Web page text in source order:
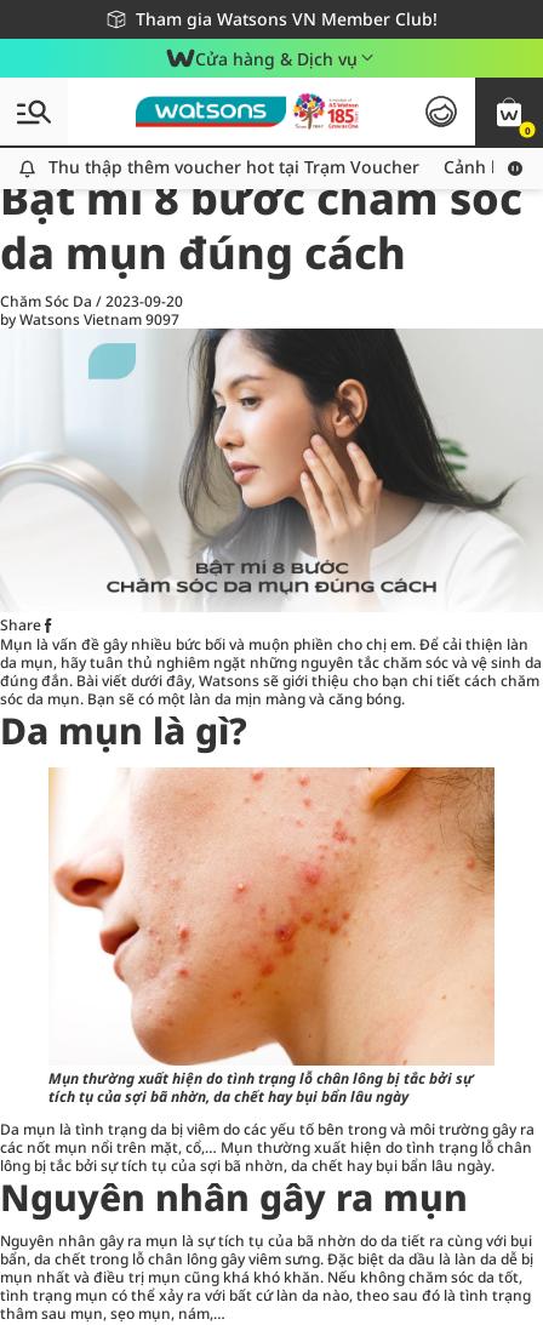
Tham gia Watsons VN Member Club!
Miễn phí giao hàng cho đơn hàng từ 249,000Đ
Giao hàng nhanh 24h - Áp dụng khu vực TP. Hồ Chí Minh
Cửa hàng & Dịch vụ
0
Thu thập thêm voucher hot tại Trạm Voucher
Thu thập thêm voucher hot tại Trạm Voucher Cảnh báo
All
Chăm Sóc Cá Nhân
Bật mí 8 bước chăm sóc
da mụn đúng cách
Chăm Sóc Da /2023-09-20
by Watsons Vietnam9097
Share
Mụn là vấn đề gây nhiều bức bối và muộn phiền cho chị em. Để cải thiện làn
da mụn, hãy tuân thủ nghiêm ngặt những nguyên tắc chăm sóc và vệ sinh da
đúng đắn. Bài viết dưới đây, Watsons sẽ giới thiệu cho bạn chi tiết cách chăm
sóc da mụn. Bạn sẽ có một làn da mịn màng và căng bóng.
Da mụn là gì?
Mụn thường xuất hiện do tình trạng lỗ chân lông bị tắc bởi sự
tích tụ của sợi bã nhờn, da chết hay bụi bẩn lâu ngày
Da mụn là tình trạng da bị viêm do các yếu tố bên trong và môi trường gây ra
các nốt mụn nổi trên mặt, cổ,… Mụn thường xuất hiện do tình trạng lỗ chân
lông bị tắc bởi sự tích tụ của sợi bã nhờn, da chết hay bụi bẩn lâu ngày.
Nguyên nhân gây ra mụn
Nguyên nhân gây ra mụn là sự tích tụ của bã nhờn do da tiết ra cùng với bụi
bẩn, da chết trong lỗ chân lông gây viêm sưng. Đặc biệt da dầu là làn da dễ bị
mụn nhất và điều trị mụn cũng khá khó khăn. Nếu không chăm sóc da tốt,
tình trạng mụn có thể xảy ra với bất cứ làn da nào, theo sau đó là tình trạng
thâm sau mụn, sẹo mụn, nám,…